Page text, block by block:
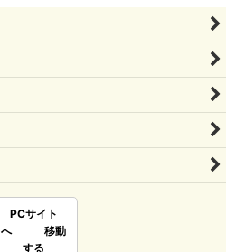
PCサイト
へ 移動
する